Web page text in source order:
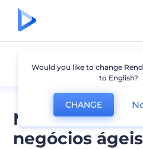
Modelos de
negócios ágeis
Negócios
Would you like to change
to English?
CHANGE